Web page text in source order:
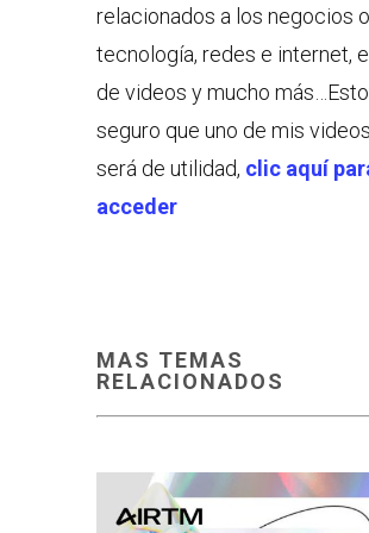
relacionados a los negocios
tecnología, redes e internet,
de videos y mucho
seguro que uno de mis
será de utilidad, clic aquí
acceder
MAS TEMAS
RELACIONADOS